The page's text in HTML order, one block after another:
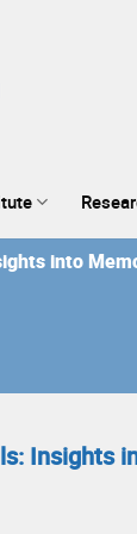
into
Insights